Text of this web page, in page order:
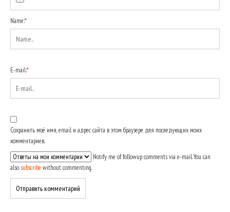
Name:*
E-mail:*
Сохранить моё имя, email и адрес сайта в этом браузере для последующих моих
комментариев.
Notify me of followup comments via e-mail. You can
also subscribe without commenting.